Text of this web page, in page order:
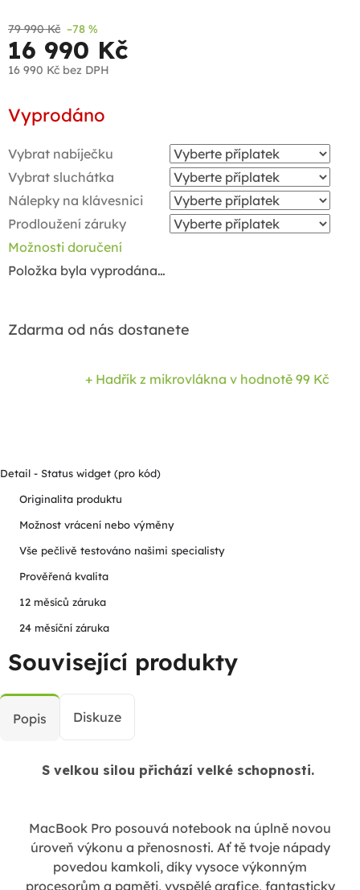
79 990 Kč –78 %
16 990 Kč
16 990 Kč bez DPH
cena:
Vyprodáno
Vybrat nabíječku
Vybrat sluchátka
Nálepky na klávesnici
Prodloužení záruky
Možnosti doručení
Položka byla vyprodána…
Zdarma od nás dostanete
+ Hadřík z mikrovlákna v hodnotě 99 Kč
Detail - Status widget (pro kód)
Originalita produktu
Možnost vrácení nebo výměny
Vše pečlivě testováno našimi specialisty
Prověřená kvalita
12 měsíců záruka
24 měsíční záruka
Související produkty
Popis Diskuze
S velkou silou přichází velké schopnosti.
MacBook Pro posouvá notebook na úplně novou
úroveň výkonu a přenosnosti. Ať tě tvoje nápady
povedou kamkoli, díky vysoce výkonným
procesorům a paměti, vyspělé grafice, fantasticky